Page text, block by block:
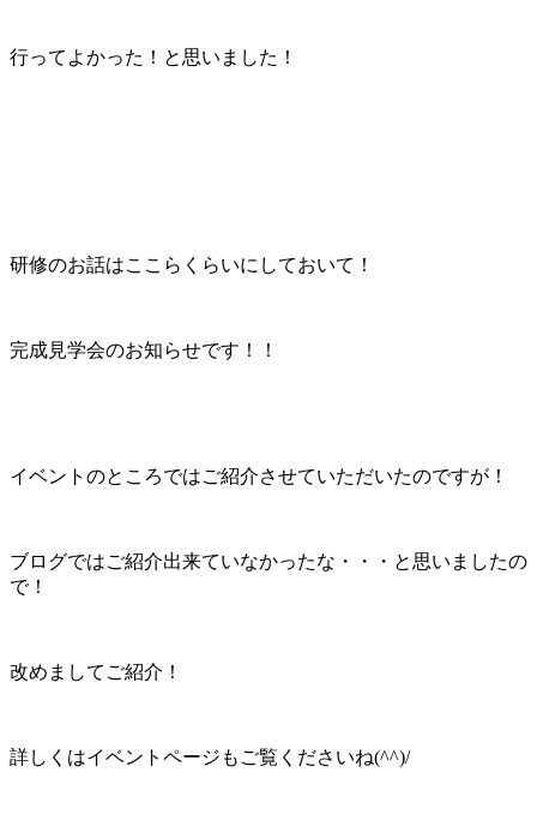
行ってよかった！と思いました！
研修のお話はここらくらいにしておいて！
完成見学会のお知らせです！！
イベントのところではご紹介させていただいたのですが！
ブログではご紹介出来ていなかったな・・・と思いましたの
で！
改めましてご紹介！
詳しくはイベントページもご覧くださいね(^^)/